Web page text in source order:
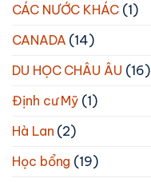
CÁC NƯỚC KHÁC(1)
CANADA (14)
DU HỌC CHÂU ÂU (16)
Định cư Mỹ (1)
Hà Lan (2)
Học bổng (19)